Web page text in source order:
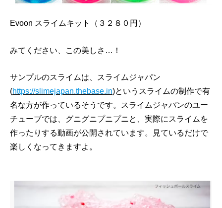
Evoon スライムキット（３２８０円）
みてください、この美しさ…！
サンプルのスライムは、スライムジャパン
(https://slimejapan.thebase.in)というスライムの制作で有
名な方が作っているそうです。スライムジャパンのユー
チューブでは、グニグニプニプニと、実際にスライムを
作ったりする動画が公開されています。見ているだけで
楽しくなってきますよ。